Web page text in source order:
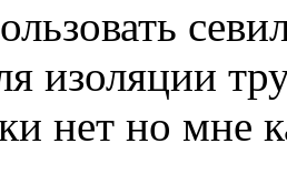
изоляции
нет но мне